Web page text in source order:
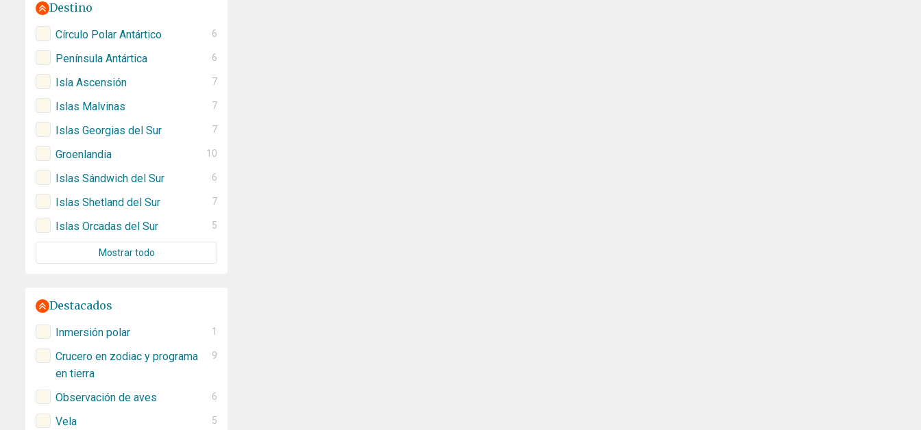
Destino
Círculo Polar Antártico 6
Península Antártica 6
Isla Ascensión 7
Islas Malvinas 7
Islas Georgias del Sur 7
Groenlandia 10
Islas Sándwich del Sur 6
Islas Shetland del Sur 7
Islas Orcadas del Sur 5
Mostrar todo
Destacados
Inmersión polar 1
Crucero en zodiac y programa
en tierra
9
Observación de aves 6
Vela 5